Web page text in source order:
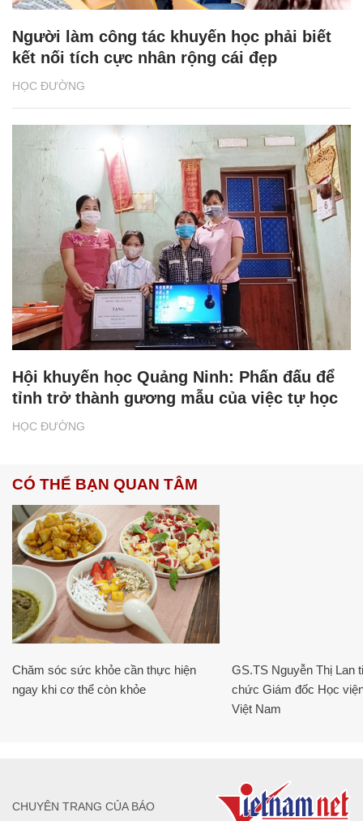
HỌC ĐƯỜNG
Người làm công tác khuyến học phải biết
kết nối tích cực nhân rộng cái đẹp
HỌC ĐƯỜNG
Hội khuyến học Quảng Ninh: Phấn đấu để
tỉnh trở thành gương mẫu của việc tự học
CÓ THỂ BẠN QUAN TÂM
Chăm sóc sức khỏe cần thực hiện
ngay khi cơ thể còn khỏe
GS.TS Nguyễn Thị Lan
chức Giám đốc Học
Việt Nam
CHUYÊN TRANG CỦA BÁO